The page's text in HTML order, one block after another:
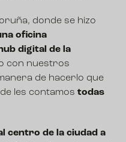
, donde se hizo
oficina
digital de la
con nuestros
de hacerlo que
les contamos todas
centro de la ciudad a